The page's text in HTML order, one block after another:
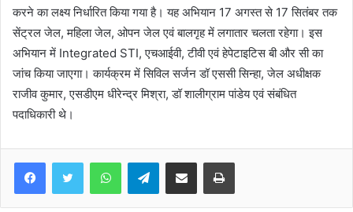
करने का लक्ष्य निर्धारित किया गया है। यह अभियान 17 अगस्त से 17 सितंबर तक
सेंट्रल जेल, महिला जेल, ओपन जेल एवं बालगृह में लगातार चलता रहेगा। इस
अभियान में Integrated STI, एचआईवी, टीवी एवं हेपेटाइटिस बी और सी का
जांच किया जाएगा। कार्यक्रम में सिविल सर्जन डॉ एससी सिन्हा, जेल अधीक्षक
राजीव कुमार, एसडीएम धीरेन्द्र मिश्रा, डॉ शालीग्राम पांडेय एवं संबंधित
पदाधिकारी थे।
Telegram